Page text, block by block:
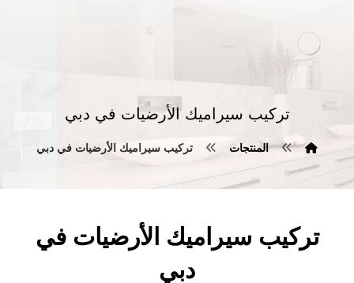
تركيب سيراميك الأرضيات في دبي
المنتجات تركيب سيراميك الأرضيات في دبي
تركيب سيراميك الأرضيات في
دبي